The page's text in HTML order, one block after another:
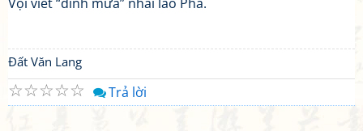
Đất Văn Lang
☆
☆
☆
☆
☆ Trả lời